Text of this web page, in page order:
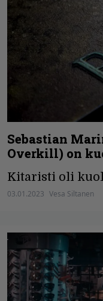
Sebastian
Overkill) on
Kitaristi oli
03.01.2023 Vesa Siltanen